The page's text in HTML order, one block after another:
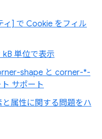
ィ] で Cookie をフィル
単位で表示
shape と corner-*-
サポート
属性に関する問題をハ